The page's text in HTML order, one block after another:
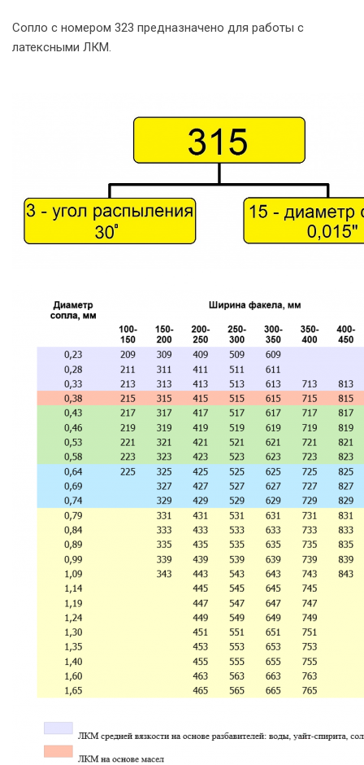
Сопло с номером 323 предназначено для работы с
латексными ЛКМ.